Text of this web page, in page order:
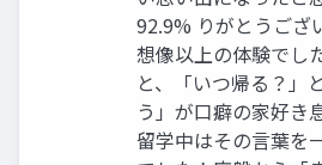
92.9% りがとうござ
想像以上の体験でし
と、「いつ帰る？」
う」が口癖の家好き
留学中はその言葉を